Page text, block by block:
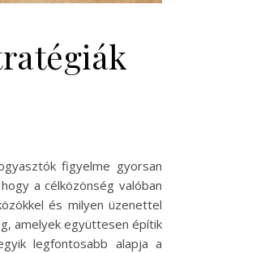
figyelme gyorsan
a célközönség valóban
és milyen üzenettel
amelyek együttesen építik
legfontosabb alapja a